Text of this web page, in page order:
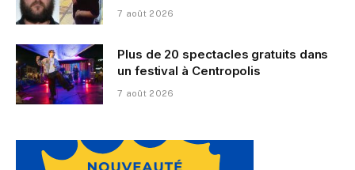
7 août 2026
Plus de 20 spectacles gratuits dans
un festival à Centropolis
7 août 2026